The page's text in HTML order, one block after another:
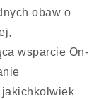
obaw o
wsparcie On-